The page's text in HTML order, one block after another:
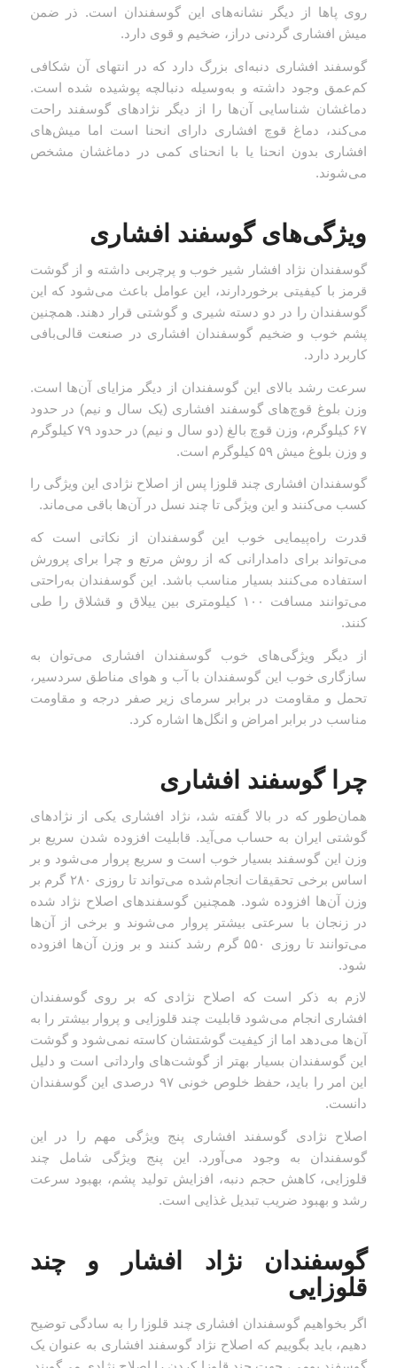
روی پاها از دیگر نشانه‌های این گوسفندان است. ذر ضمن
میش افشاری گردنی دراز، ضخیم و قوی دارد.
گوسفند افشاری دنبه‌ای بزرگ دارد که در انتهای آن شکافی
کم‌عمق وجود داشته و به‌وسیله دنبالچه پوشیده شده است.
دماغشان شناسایی آن‌ها را از دیگر نژادهای گوسفند راحت
می‌کند، دماغ قوچ افشاری دارای انحنا است اما میش‌های
افشاری بدون انحنا یا با انحنای کمی در دماغشان مشخص
می‌شوند.
ویژگی‌های گوسفند افشاری
گوسفندان نژاد افشار شیر خوب و پرچربی داشته و از گوشت
قرمز با کیفیتی برخوردارند، این عوامل باعث می‌شود که این
گوسفندان را در دو دسته شیری و گوشتی قرار دهند. همچنین
پشم خوب و ضخیم گوسفندان افشاری در صنعت قالی‌بافی
کاربرد دارد.
سرعت رشد بالای این گوسفندان از دیگر مزایای آن‌ها است.
وزن بلوغ قوچ‌های گوسفند افشاری (یک سال و نیم) در حدود
۶۷ کیلوگرم، وزن قوچ بالغ (دو سال و نیم) در حدود ۷۹ کیلوگرم
و وزن بلوغ میش ۵۹ کیلوگرم است.
گوسفندان افشاری چند قلوزا پس از اصلاح نژادی این ویژگی را
کسب می‌کنند و این ویژگی تا چند نسل در آن‌ها باقی می‌ماند.
قدرت راه‌پیمایی خوب این گوسفندان از نکاتی است که
می‌تواند برای دامدارانی که از روش مرتع و چرا برای پرورش
استفاده می‌کنند بسیار مناسب باشد. این گوسفندان به‌راحتی
می‌توانند مسافت ۱۰۰ کیلومتری بین ییلاق و قشلاق را طی
کنند.
از دیگر ویژگی‌های خوب گوسفندان افشاری می‌توان به
سازگاری خوب این گوسفندان با آب و هوای مناطق سردسیر،
تحمل و مقاومت در برابر سرمای زیر صفر درجه و مقاومت
مناسب در برابر امراض و انگل‌ها اشاره کرد.
چرا گوسفند افشاری
همان‌طور که در بالا گفته شد، نژاد افشاری یکی از نژادهای
گوشتی ایران به حساب می‌آید. قابلیت افزوده شدن سریع بر
وزن این گوسفند بسیار خوب است و سریع پروار می‌شود و بر
اساس برخی تحقیقات انجام‌شده می‌تواند تا روزی ۲۸۰ گرم بر
وزن آن‌ها افزوده شود. همچنین گوسفندهای اصلاح نژاد شده
در زنجان با سرعتی بیشتر پروار می‌شوند و برخی از آن‌ها
می‌توانند تا روزی ۵۵۰ گرم رشد کنند و بر وزن آن‌ها افزوده
شود.
لازم به ذکر است که اصلاح نژادی که بر روی گوسفندان
افشاری انجام می‌شود قابلیت چند قلوزایی و پروار بیشتر را به
آن‌ها می‌دهد اما از کیفیت گوشتشان کاسته نمی‌شود و گوشت
این گوسفندان بسیار بهتر از گوشت‌های وارداتی است و دلیل
این امر را باید، حفظ خلوص خونی ۹۷ درصدی این گوسفندان
دانست.
اصلاح نژادی گوسفند افشاری پنج ویژگی مهم را در این
گوسفندان به وجود می‌آورد. این پنج ویژگی شامل چند
قلوزایی، کاهش حجم دنبه، افزایش تولید پشم، بهبود سرعت
رشد و بهبود ضریب تبدیل غذایی است.
گوسفندان نژاد افشار و چند
قلوزایی
اگر بخواهیم گوسفندان افشاری چند قلوزا را به سادگی توضیح
دهیم، باید بگوییم که اصلاح نژاد گوسفند افشاری به عنوان یک